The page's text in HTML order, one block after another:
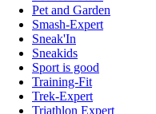
Pet and Garden
Smash-Expert
Sneak'In
Sneakids
Sport is good
Training-Fit
Trek-Expert
Triathlon Expert